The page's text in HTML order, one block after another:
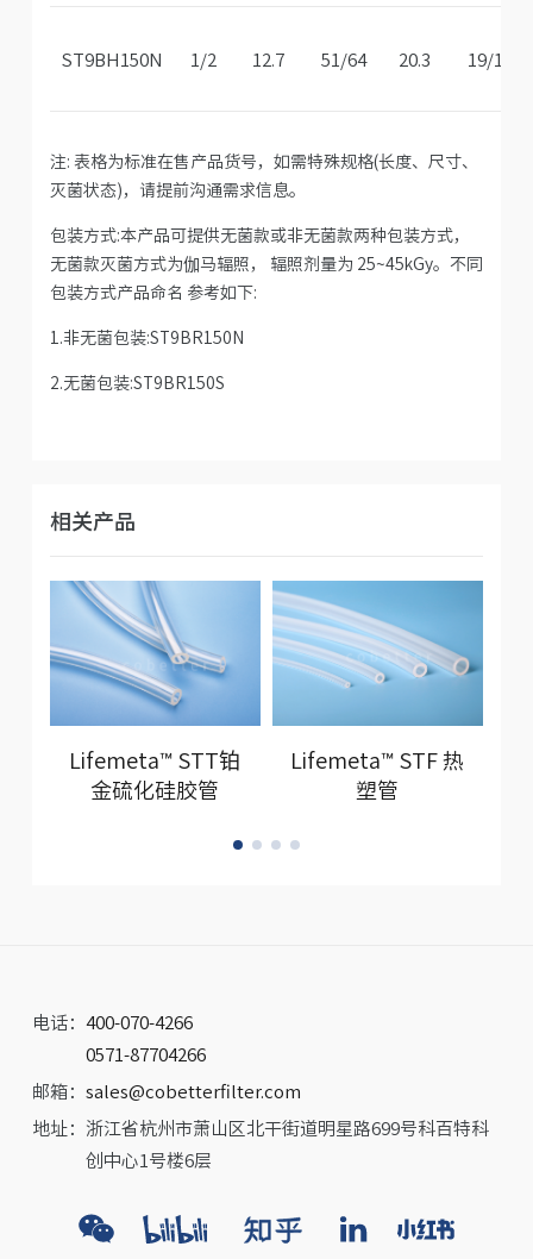
ST9BH150N 1/2 12.7 51/64 20.3 19/128
注: 表格为标准在售产品货号，如需特殊规格(长度、尺寸、
灭菌状态)，请提前沟通需求信息。
包装方式:本产品可提供无菌款或非无菌款两种包装方式，
无菌款灭菌方式为伽马辐照， 辐照剂量为 25~45kGy。不同
包装方式产品命名 参考如下:
1.非无菌包装:ST9BR150N
2.无菌包装:ST9BR150S
相关产品
Lifemeta™ STT铂
金硫化硅胶管
Lifemeta™ STF 热
塑管
电话： 400-070-4266
0571-87704266
邮箱： sales@cobetterfilter.com
地址： 浙江省杭州市萧山区北干街道明星路699号科百特科
创中心1号楼6层